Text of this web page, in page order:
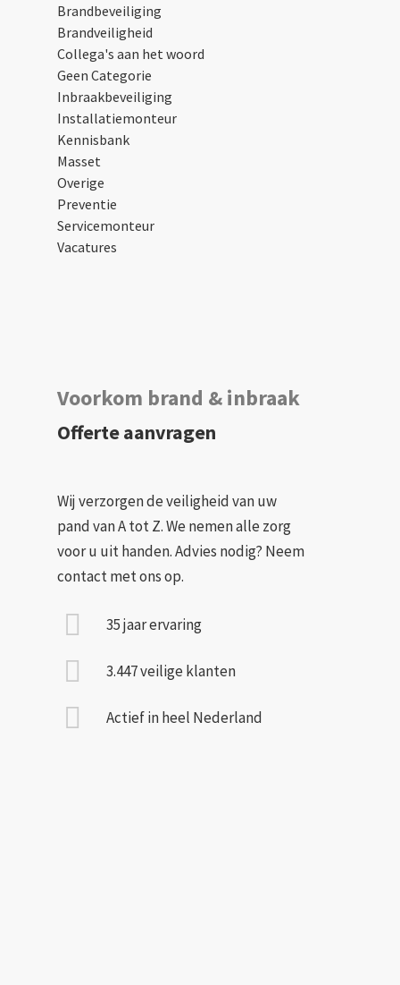
Brandbeveiliging
Brandveiligheid
Collega's aan het woord
Geen Categorie
Inbraakbeveiliging
Installatiemonteur
Kennisbank
Masset
Overige
Preventie
Servicemonteur
Vacatures
Voorkom brand & inbraak
Offerte aanvragen
Wij verzorgen de veiligheid van uw
pand van A tot Z. We nemen alle zorg
voor u uit handen. Advies nodig? Neem
contact met ons op.
35 jaar ervaring
3.447 veilige klanten
Actief in heel Nederland